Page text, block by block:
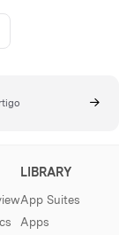
LIBRARY
App Suites
Apps